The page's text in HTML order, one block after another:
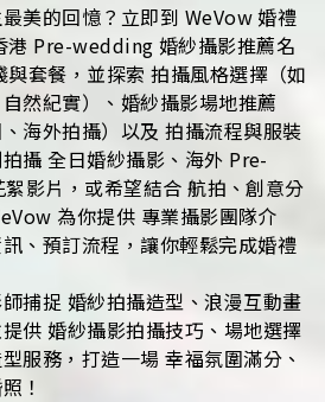
美的回憶？立即到 WeVow 婚禮
港 Pre-wedding 婚紗攝影推薦名
套餐，並探索 拍攝風格選擇（如
然紀實）、婚紗攝影場地推薦
、海外拍攝）以及 拍攝流程與服裝
攝 全日婚紗攝影、海外 Pre-
影片，或希望結合 航拍、創意分
為你提供 專業攝影團隊介
、預訂流程，讓你輕鬆完成婚禮
捕捉 婚紗拍攝造型、浪漫互動畫
供 婚紗攝影拍攝技巧、場地選擇
服務，打造一場 幸福氛圍滿分、
！